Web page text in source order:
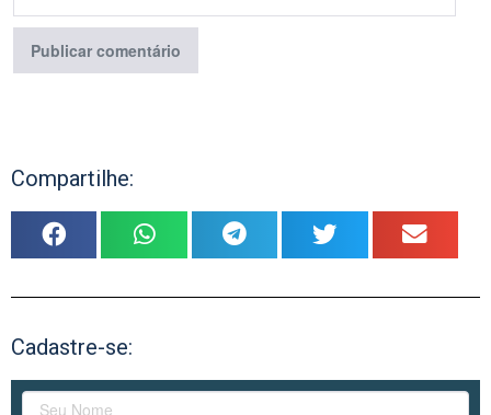
Compartilhe:
Cadastre-se: